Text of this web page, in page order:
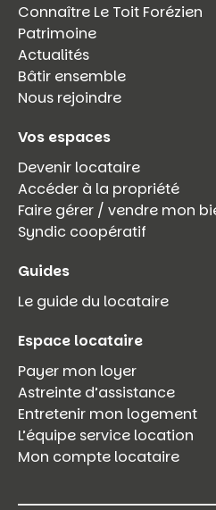
Connaître Le Toit Forézien
Patrimoine
Actualités
Bâtir ensemble
Nous rejoindre
Vos espaces
Devenir locataire
Accéder à la propriété
Faire gérer / vendre mon
Syndic coopératif
Guides
Le guide du locataire
Espace locataire
Payer mon loyer
Astreinte d’assistance
Entretenir mon logement
L’équipe service location
Mon compte locataire